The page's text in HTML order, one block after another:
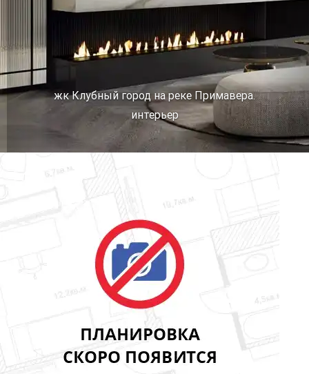
жк Клубный город на реке Примавера.
интерьер